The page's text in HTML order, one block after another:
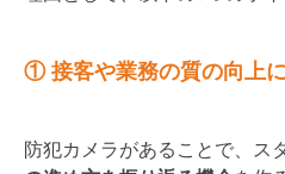
① 接客や業務の質の向上
防犯カメラがあることで、ス